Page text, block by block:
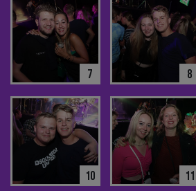
7 8
10 11